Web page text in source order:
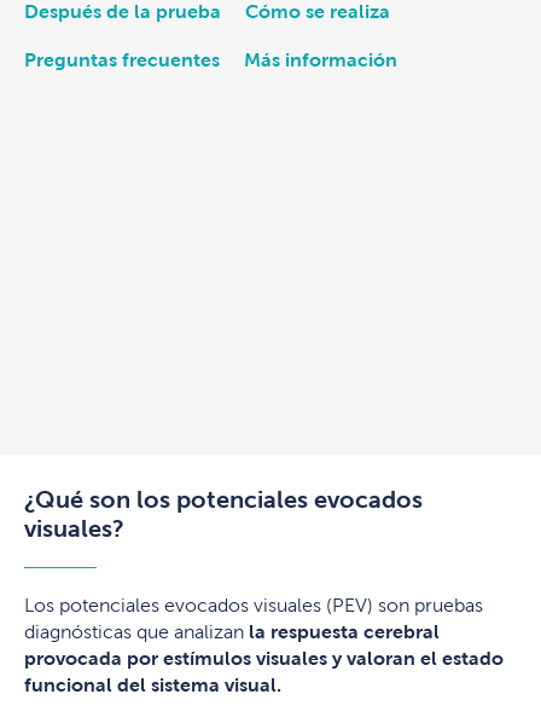
Después de la prueba Cómo se realiza
Preguntas frecuentes Más información
¿Qué son los potenciales evocados
visuales?
Los potenciales evocados visuales (PEV) son pruebas
diagnósticas que analizan la respuesta cerebral
provocada por estímulos visuales y valoran el estado
funcional del sistema visual.